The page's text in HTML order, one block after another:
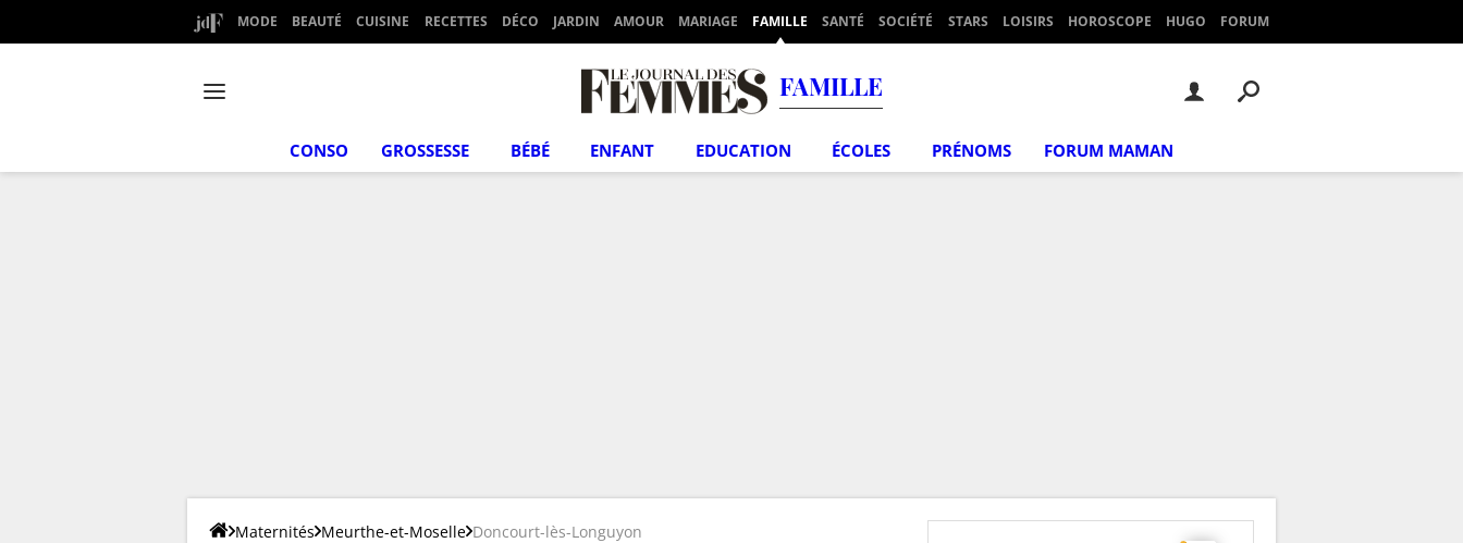
MODE BEAUTÉ CUISINE RECETTES DÉCO JARDIN AMOUR MARIAGE FAMILLE SANTÉ SOCIÉTÉ STARS LOISIRS HOROSCOPE HUGO FORUM
FAMILLE
CONSO GROSSESSE BÉBÉ ENFANT EDUCATION ÉCOLES PRÉNOMS FORUM MAMAN
Maternités Meurthe-et-Moselle Doncourt-lès-Longuyon